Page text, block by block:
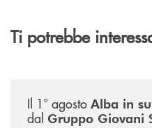
Ti potrebbe
Il 1° agosto Alba in
dal Gruppo Giovani